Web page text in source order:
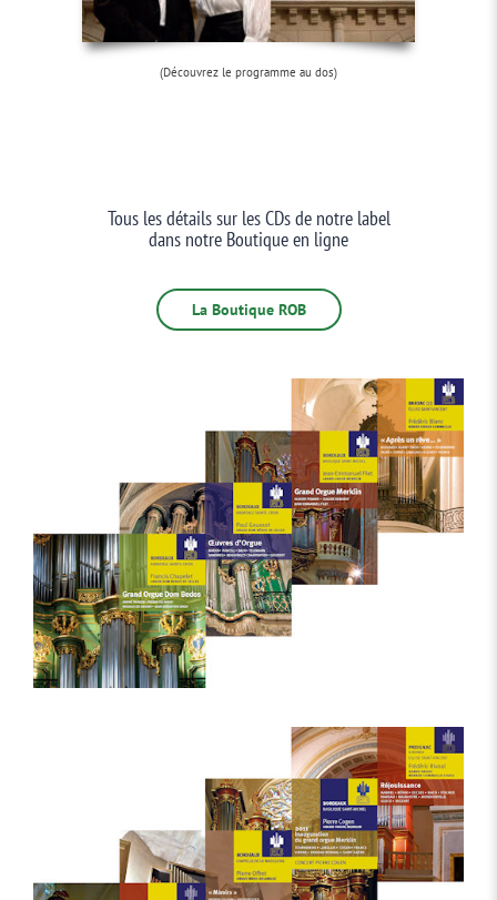
(Découvrez le programme au dos)
Tous les détails sur les CDs de notre label
dans notre Boutique en ligne
La Boutique ROB